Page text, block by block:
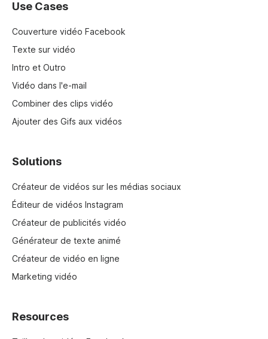
Use Cases
Couverture vidéo Facebook
Texte sur vidéo
Intro et Outro
Vidéo dans l'e-mail
Combiner des clips vidéo
Ajouter des Gifs aux vidéos
Solutions
Créateur de vidéos sur les médias sociaux
Éditeur de vidéos Instagram
Créateur de publicités vidéo
Générateur de texte animé
Créateur de vidéo en ligne
Marketing vidéo
Resources